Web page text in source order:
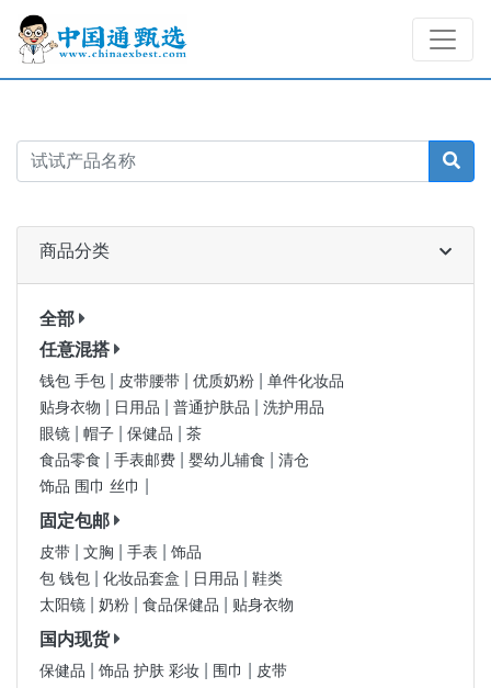
商品分类
全部
任意混搭
钱包 手包 皮带腰带 优质奶粉
单件化妆品
贴身衣物
日用品 普通护肤品
洗护用品
眼镜
帽子 保健品
茶
食品零食
手表邮费 婴幼儿辅食
清仓
饰品 围巾 丝巾
固定包邮
皮带 文胸 手表
饰品
包 钱包
化妆品套盒 日用品
鞋类
太阳镜
奶粉 食品保健品 贴身衣物
国内现货
保健品 饰品 护肤 彩妆 围巾
皮带